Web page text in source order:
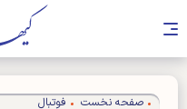
صفحه نخست
فوتبال